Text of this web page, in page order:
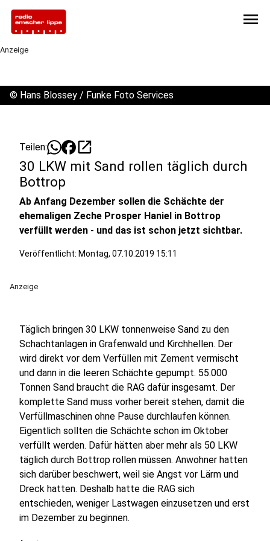
menu
Anzeige
© Hans Blossey / Funke Foto Services
Teilen: open_in_new
30 LKW mit Sand rollen täglich durch
Bottrop
Ab Anfang Dezember sollen die Schächte der
ehemaligen Zeche Prosper Haniel in Bottrop
verfüllt werden - und das ist schon jetzt sichtbar.
Veröffentlicht: Montag, 07.10.2019 15:11
Anzeige
Täglich bringen 30 LKW tonnenweise Sand zu den
Schachtanlagen in Grafenwald und Kirchhellen. Der
wird direkt vor dem Verfüllen mit Zement vermischt
und dann in die leeren Schächte gepumpt. 55.000
Tonnen Sand braucht die RAG dafür insgesamt. Der
komplette Sand muss vorher bereit stehen, damit die
Verfüllmaschinen ohne Pause durchlaufen können.
Eigentlich sollten die Schächte schon im Oktober
verfüllt werden. Dafür hätten aber mehr als 50 LKW
täglich durch Bottrop rollen müssen. Anwohner hatten
sich darüber beschwert, weil sie Angst vor Lärm und
Dreck hatten. Deshalb hatte die RAG sich
entschieden, weniger Lastwagen einzusetzen und erst
im Dezember zu beginnen.